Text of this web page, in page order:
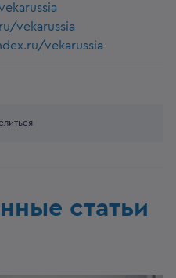
vekarussia
vekarussia
статьи